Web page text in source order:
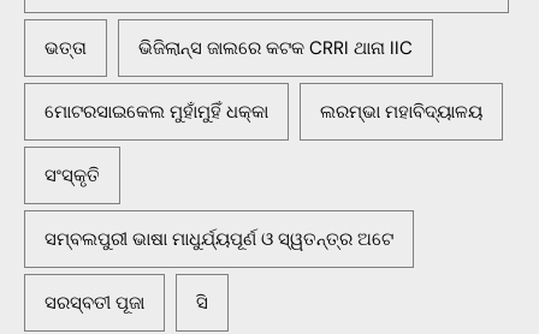
ଭତ୍ତା ଭିଜିଲାନ୍ସ ଜାଲରେ କଟକ CRRI ଥାନା IIC
ମୋଟରସାଇକେଲ ମୁହାଁମୁହିଁ ଧକ୍କା ଲରମ୍ଭା ମହାବିଦ୍ୟାଳୟ
ସଂସ୍କୃତି
ସମ୍ବଲପୁରୀ ଭାଷା ମାଧୁର୍ଯ୍ୟପୂର୍ଣ ଓ ସ୍ୱତନ୍ତ୍ର ଅଟେ
ସରସ୍ବତୀ ପୂଜା ସି